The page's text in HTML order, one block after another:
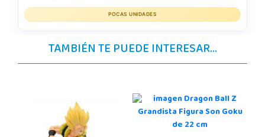
POCAS UNIDADES
TAMBIÉN TE PUEDE INTERESAR...